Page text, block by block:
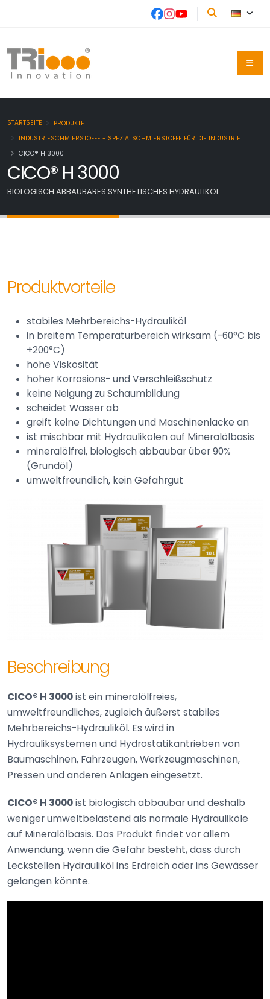
STARTSEITE
PRODUKTE
INDUSTRIESCHMIERSTOFFE - SPEZIALSCHMIERSTOFFE FÜR DIE INDUSTRIE
CICO® H 3000
CICO® H 3000
BIOLOGISCH ABBAUBARES SYNTHETISCHES HYDRAULIKÖL
Produktvorteile
stabiles Mehrbereichs-Hydrauliköl
in breitem Temperaturbereich wirksam (-60°C bis
+200°C)
hohe Viskosität
hoher Korrosions- und Verschleißschutz
keine Neigung zu Schaumbildung
scheidet Wasser ab
greift keine Dichtungen und Maschinenlacke an
ist mischbar mit Hydraulikölen auf Mineralölbasis
mineralölfrei, biologisch abbaubar über 90%
(Grundöl)
umweltfreundlich, kein Gefahrgut
Beschreibung
CICO® H 3000ist ein mineralölfreies,
umweltfreundliches, zugleich äußerst stabiles
Mehrbereichs-Hydrauliköl. Es wird in
Hydrauliksystemen und Hydrostatikantrieben von
Baumaschinen, Fahrzeugen, Werkzeugmaschinen,
Pressen und anderen Anlagen eingesetzt.
CICO® H 3000ist biologisch abbaubar und deshalb
weniger umweltbelastend als normale Hydrauliköle
auf Mineralölbasis. Das Produkt findet vor allem
Anwendung, wenn die Gefahr besteht, dass durch
Leckstellen Hydrauliköl ins Erdreich oder ins Gewässer
gelangen könnte.